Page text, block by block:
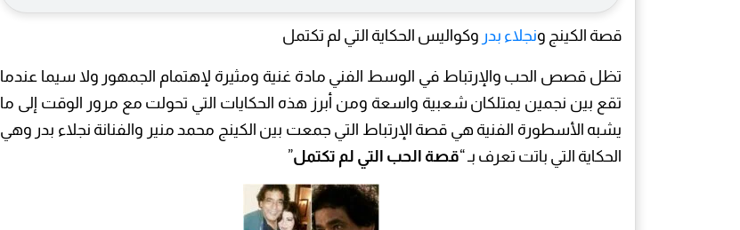
قصة الكينج ونجلاء بدر وكواليس الحكاية التي لم تكتمل
تظل قصص الحب والإرتباط في الوسط الفني مادة غنية ومثيرة لإهتمام الجمهور ولا سيما عندما
تقع بين نجمين يمتلكان شعبية واسعة ومن أبرز هذه الحكايات التي تحولت مع مرور الوقت إلى ما
يشبه الأسطورة الفنية هي قصة الإرتباط التي جمعت بين الكينج محمد منير والفنانة نجلاء بدر وهي
الحكاية التي باتت تعرف بـ “قصة الحب التي لم تكتمل”